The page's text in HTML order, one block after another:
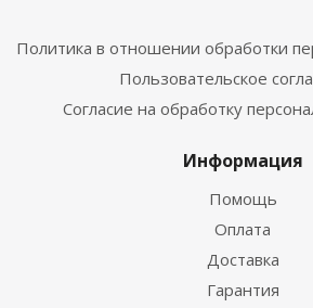
Политика в отношении обработки
Пользовательское
Согласие на обработку
Информация
Помощь
Оплата
Доставка
Гарантия